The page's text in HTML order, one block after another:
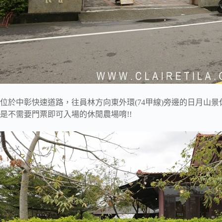
位於中彰快速道路，往員林方向東外環(74甲線)旁邊的日月山景
是不需要門票即可入場的休閒農場唷!!